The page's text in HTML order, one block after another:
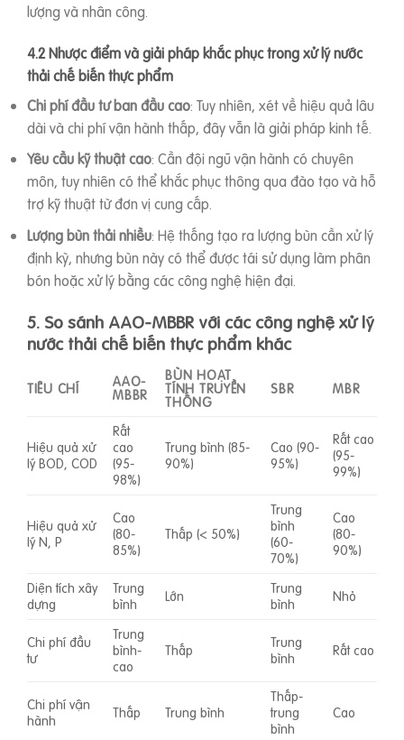
lượng và nhân công.
4.2 Nhược điểm và giải pháp khắc phục trong xử lý nước
thải chế biến thực phẩm
Chi phí đầu tư ban đầu cao: Tuy nhiên, xét về hiệu quả lâu
dài và chi phí vận hành thấp, đây vẫn là giải pháp kinh tế.
Yêu cầu kỹ thuật cao: Cần đội ngũ vận hành có chuyên
môn, tuy nhiên có thể khắc phục thông qua đào tạo và hỗ
trợ kỹ thuật từ đơn vị cung cấp.
Lượng bùn thải nhiều: Hệ thống tạo ra lượng bùn cần xử lý
định kỳ, nhưng bùn này có thể được tái sử dụng làm phân
bón hoặc xử lý bằng các công nghệ hiện đại.
5. So sánh AAO-MBBR với các công nghệ xử lý
nước thải chế biến thực phẩm khác
TIÊU CHÍ AAO-
MBBR
BÙN HOẠT
TÍNH TRUYỀN
THỐNG
SBR MBR
Hiệu quả xử
lý BOD, COD
Rất
cao
(95-
98%)
Trung bình (85-
90%)
Cao (90-
95%)
Rất cao
(95-
99%)
Hiệu quả xử
lý N, P
Cao
(80-
85%)
Thấp (< 50%)
Trung
bình
(60-
70%)
Cao
(80-
90%)
Diện tích xây
dựng
Trung
bình
Lớn
Trung
bình
Nhỏ
Chi phí đầu
tư
Trung
bình-
cao
Thấp
Trung
bình
Rất cao
Chi phí vận
hành
Thấp Trung bình
Thấp-
trung
bình
Cao